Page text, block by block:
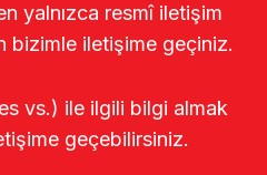
yalnızca resmî iletişim
bizimle iletişime geçiniz.
vs.) ile ilgili bilgi almak
geçebilirsiniz.